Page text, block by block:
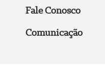
Fale Conosco
Comunicação